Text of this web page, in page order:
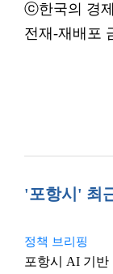
ⓒ한국의 경제
전재-재배포
'포항시' 최
정책 브리핑
포항시 AI 기반